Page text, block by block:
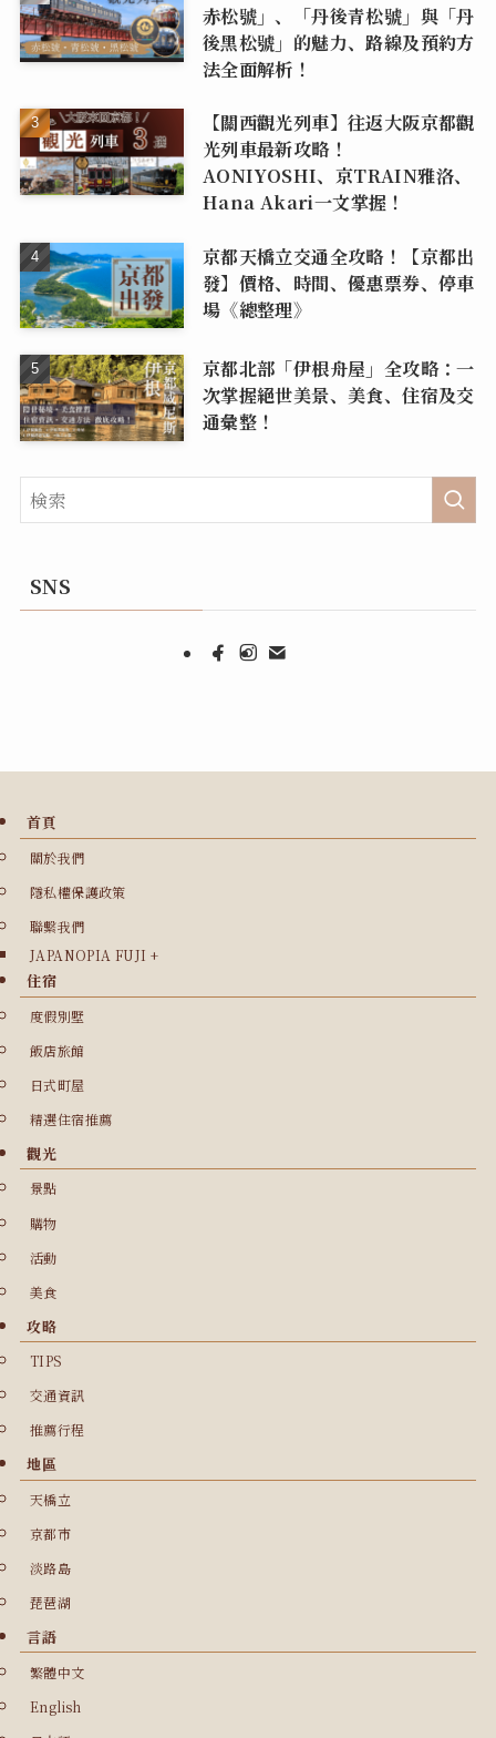
赤松號」、「丹後青松號」與「丹
後黑松號」的魅力、路線及預約方
法全面解析！
【關西觀光列車】往返大阪京都觀
光列車最新攻略！
AONIYOSHI、京TRAIN雅洛、
Hana Akari一文掌握！
京都天橋立交通全攻略！【京都出
發】價格、時間、優惠票券、停車
場《總整理》
京都北部「伊根舟屋」全攻略：一
次掌握絕世美景、美食、住宿及交
通彙整！
SNS
首頁
關於我們
隱私權保護政策
聯繫我們
JAPANOPIA FUJI +
住宿
度假別墅
飯店旅館
日式町屋
精選住宿推薦
觀光
景點
購物
活動
美食
攻略
TIPS
交通資訊
推薦行程
地區
天橋立
京都市
淡路島
琵琶湖
言語
繁體中文
English